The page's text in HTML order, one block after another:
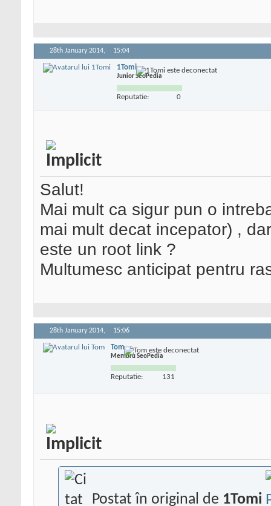
28th January 2014, 15:04
1Tomi
Junior SeoPedia
Reputatie: 0
Salut!
Mai mult ca sigur pun o
mai mult decat incepator) ,
este un root link ?
Multumesc anticipat pentru
28th January 2014, 15:06
Tom
Membru SeoPedia
Reputatie: 131
Postat în original de 1Tomi